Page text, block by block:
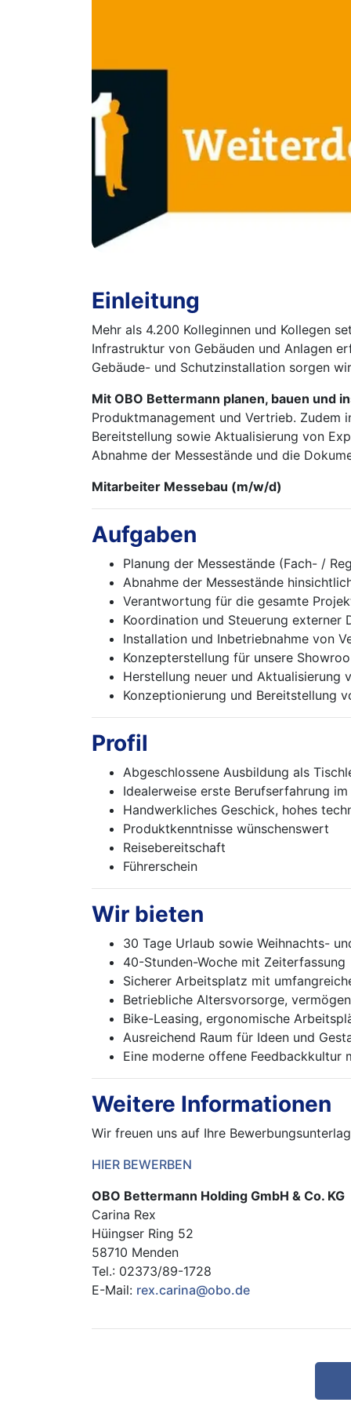
Einleitung
Mehr als 4.200 Kolleginnen und Kollegen
Infrastruktur von Gebäuden und Anlagen
Gebäude- und Schutzinstallation sorgen
Mit OBO Bettermann planen, bauen und
Produktmanagement und Vertrieb. Zudem
Bereitstellung sowie Aktualisierung von
Abnahme der Messestände und die
Mitarbeiter Messebau (m/w/d)
Aufgaben
Planung der Messestände (Fach- /
Abnahme der Messestände
Verantwortung für die gesamte
Koordination und Steuerung externer
Installation und Inbetriebnahme von
Konzepterstellung für unsere
Herstellung neuer und Aktualisierung
Konzeptionierung und Bereitstellung
Profil
Abgeschlossene Ausbildung als
Idealerweise erste Berufserfahrung
Handwerkliches Geschick, hohes
Produktkenntnisse wünschenswert
Reisebereitschaft
Führerschein
Wir bieten
30 Tage Urlaub sowie Weihnachts-
40-Stunden-Woche mit Zeiterfassung
Sicherer Arbeitsplatz mit
Betriebliche Altersvorsorge,
Bike-Leasing, ergonomische
Ausreichend Raum für Ideen und
Eine moderne offene Feedbackkultur
Weitere Informationen
Wir freuen uns auf Ihre
HIER BEWERBEN
OBO Bettermann Holding GmbH & Co. KG
Carina Rex
Hüingser Ring 52
58710 Menden
Tel.: 02373/89-1728
E-Mail: rex.carina@obo.de